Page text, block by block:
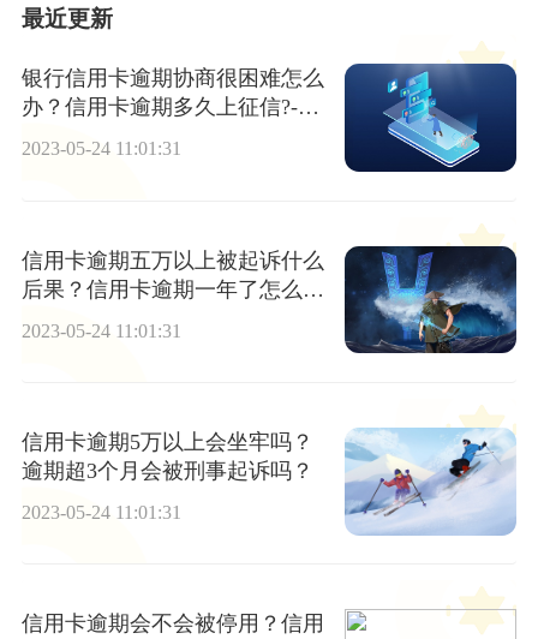
最近更新
银行信用卡逾期协商很困难怎么
办？信用卡逾期多久上征信?-全
球热讯
2023-05-24 11:01:31
信用卡逾期五万以上被起诉什么
后果？信用卡逾期一年了怎么
2023-05-24 11:01:31
信用卡逾期5万以上会坐牢吗？
逾期超3个月会被刑事起诉吗？
2023-05-24 11:01:31
信用卡逾期会不会被停用？信用